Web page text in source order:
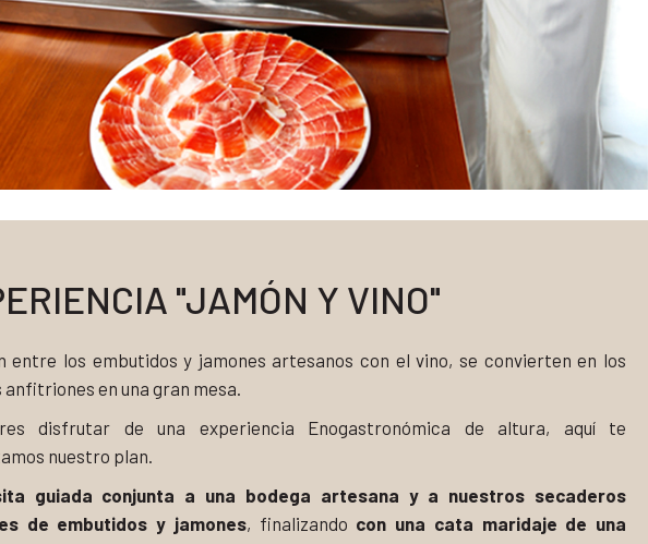
"JAMÓN Y VINO"
entre los embutidos y jamones artesanos con el vino, se convierten en los
anfitriones en una gran mesa.
disfrutar de una experiencia Enogastronómica de altura, aquí te
nuestro plan.
guiada conjunta a una bodega artesana y a nuestros secaderos
de embutidos y jamones, finalizando con una cata maridaje de una